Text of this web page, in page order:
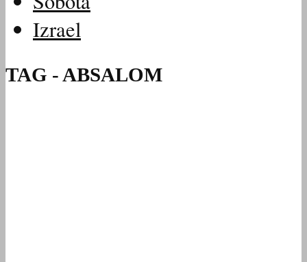
Izrael
TAG - ABSALOM